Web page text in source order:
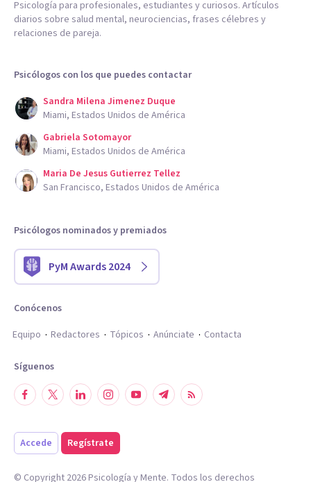
Psicología para profesionales, estudiantes y curiosos. Artículos
diarios sobre salud mental, neurociencias, frases célebres y
relaciones de pareja.
Psicólogos con los que puedes contactar
Sandra Milena Jimenez Duque
Miami, Estados Unidos de América
Gabriela Sotomayor
Miami, Estados Unidos de América
Maria De Jesus Gutierrez Tellez
San Francisco, Estados Unidos de América
Psicólogos nominados y premiados
PyM Awards 2024
Conócenos
Equipo
Redactores Tópicos Anúnciate Contacta
Síguenos
Accede Regístrate
© Copyright 2026Psicología y Mente. Todos los derechos